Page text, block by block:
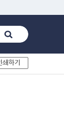
쇄하기